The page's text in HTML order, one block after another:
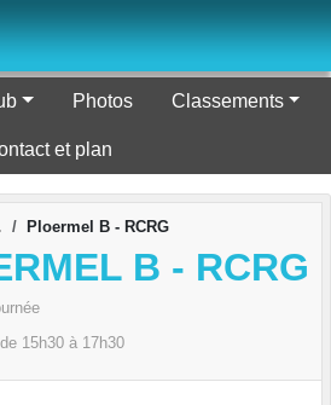
Photos Classements
et plan
Ploermel B - RCRG
B - RCRG
de 15h30 à 17h30